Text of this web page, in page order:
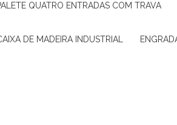
PALETE QUATRO ENTRADAS COM TRAVA
CAIXA DE MADEIRA INDUSTRIAL